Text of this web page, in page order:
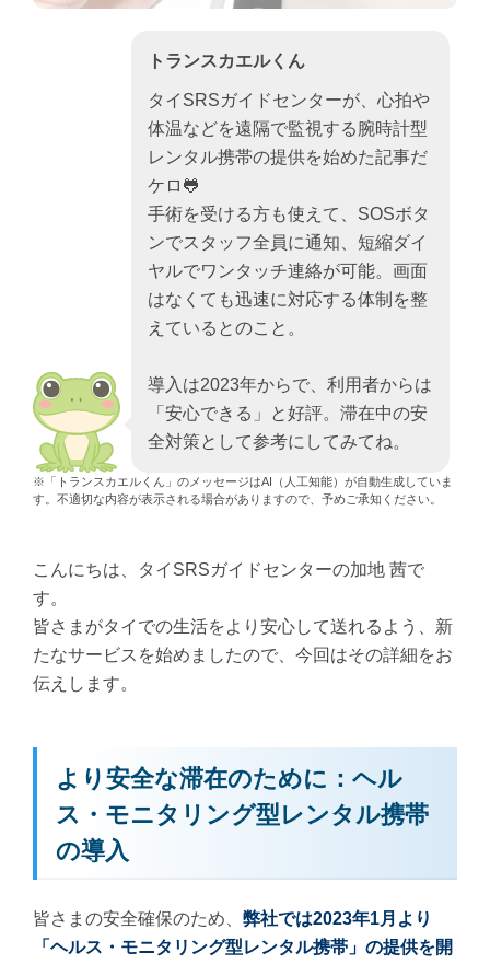
トランスカエルくん
タイSRSガイドセンターが、心拍や
体温などを遠隔で監視する腕時計型
レンタル携帯の提供を始めた記事だ
ケロ🐸
手術を受ける方も使えて、SOSボタ
ンでスタッフ全員に通知、短縮ダイ
ヤルでワンタッチ連絡が可能。画面
はなくても迅速に対応する体制を整
えているとのこと。
導入は2023年からで、利用者からは
「安心できる」と好評。滞在中の安
全対策として参考にしてみてね。
※「トランスカエルくん」のメッセージはAI（人工知能）が自動生成していま
す。不適切な内容が表示される場合がありますので、予めご承知ください。
こんにちは、タイSRSガイドセンターの加地 茜で
す。
皆さまがタイでの生活をより安心して送れるよう、新
たなサービスを始めましたので、今回はその詳細をお
伝えします。
より安全な滞在のために：ヘル
ス・モニタリング型レンタル携帯
の導入
皆さまの安全確保のため、 弊社では2023年1月より
「ヘルス・モニタリング型レンタル携帯」の提供を開